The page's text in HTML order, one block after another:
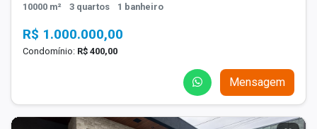
10000 m² 3 quartos 1 banheiro
R$ 1.000.000,00
Condomínio: R$ 400,00
Mensagem